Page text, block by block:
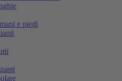
e piedi